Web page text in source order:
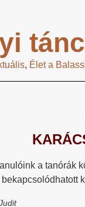
tánc
, Élet a
a tanórák